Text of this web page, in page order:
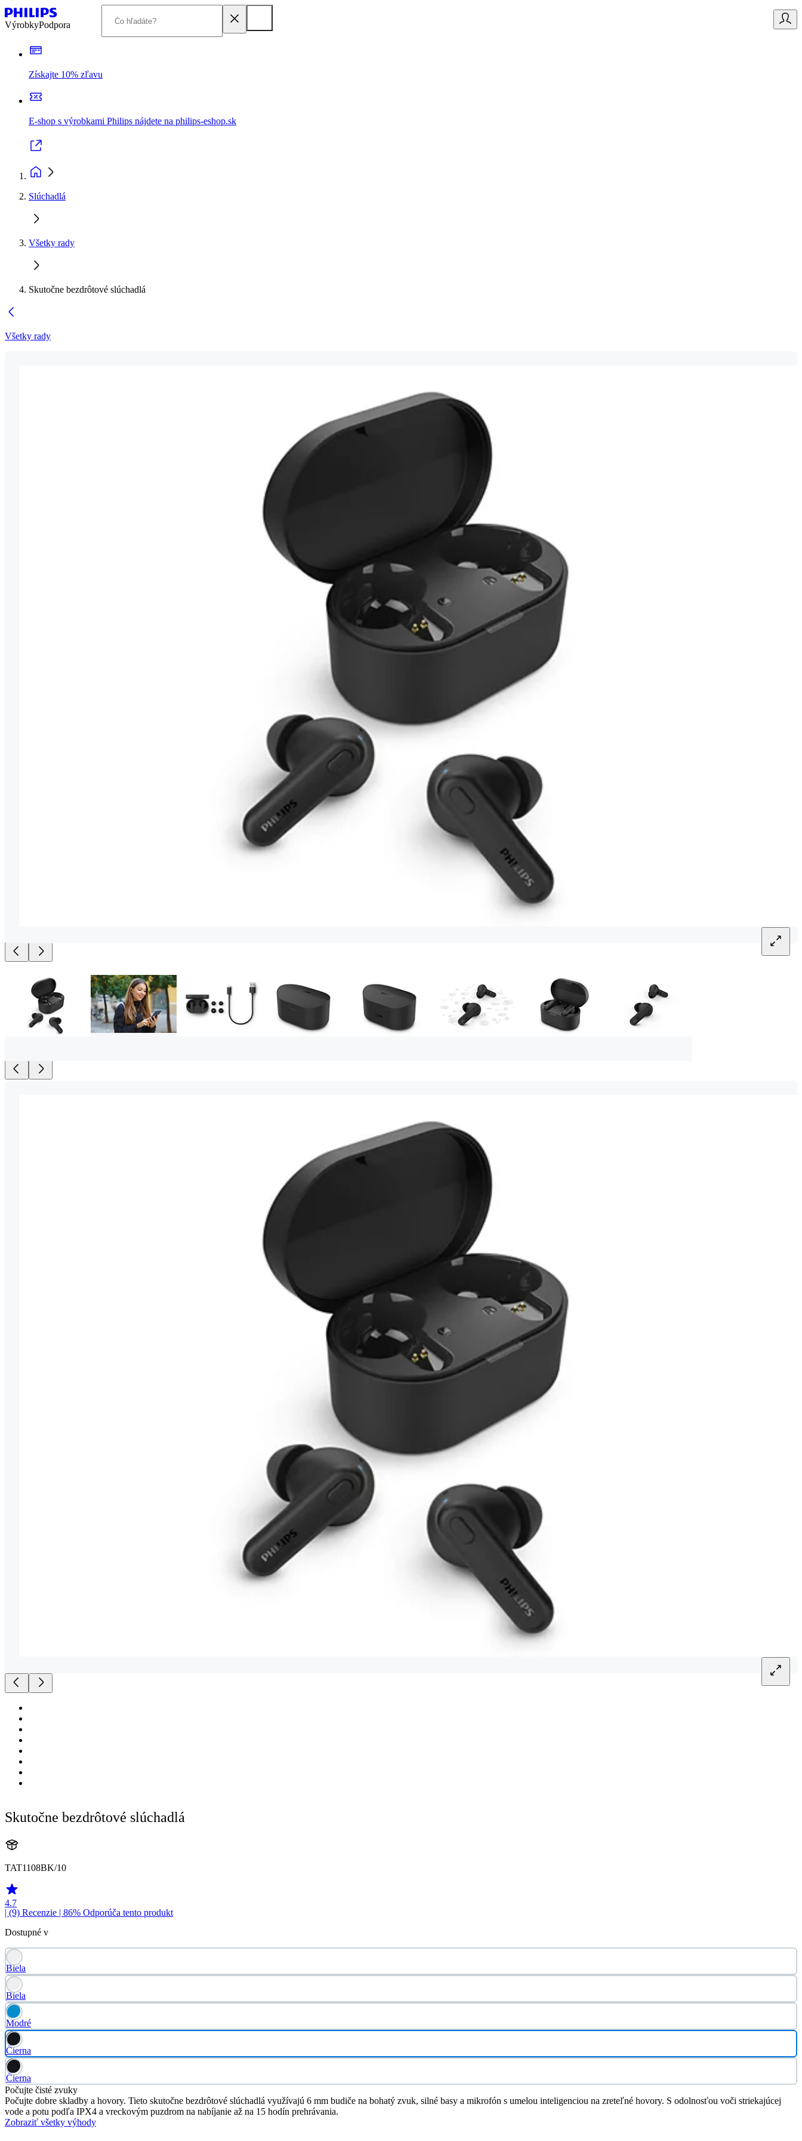
VýrobkyPodpora
Získajte 10% zľavu
E-shop s výrobkami Philips nájdete na philips-eshop.sk
Slúchadlá
Všetky rady
Skutočne bezdrôtové slúchadlá
Všetky rady
Skutočne bezdrôtové slúchadlá
TAT1108BK/10
4.7
| (9) Recenzie | 86% Odporúča tento produkt
Dostupné v
Biela
Biela
Modré
Čierna
Čierna
Počujte čisté zvuky
Počujte dobre skladby a hovory. Tieto skutočne bezdrôtové slúchadlá využívajú 6 mm budiče na bohatý zvuk, silné basy a mikrofón s umelou inteligenciou na zreteľné hovory. S odolnosťou voči striekajúcej
vode a potu podľa IPX4 a vreckovým puzdrom na nabíjanie až na 15 hodín prehrávania.
Zobraziť všetky výhody